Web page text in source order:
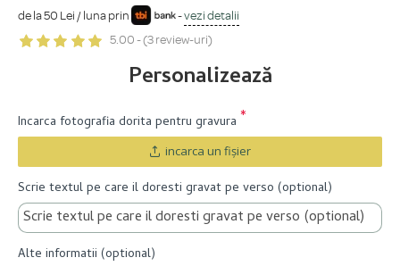
de la 50 Lei / luna prin -vezi detalii
5.00 - (3 review-uri)
Personalizează
Incarca fotografia dorita pentru gravura
incarca un fişier
Scrie textul pe care il doresti gravat pe verso (optional)
Alte informatii (optional)